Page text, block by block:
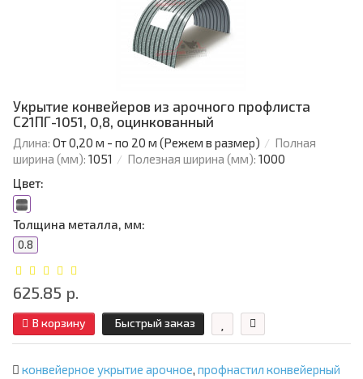
Укрытие конвейеров из арочного профлиста
С21ПГ-1051, 0,8, оцинкованный
Длина: От 0,20 м - по 20 м (Режем в размер)
Полная
ширина (мм): 1051 Полезная ширина (мм): 1000
Цвет:
Толщина металла, мм:
0.8
625.85 р.
В корзину Быстрый заказ
конвейерное укрытие арочное, профнастил конвейерный